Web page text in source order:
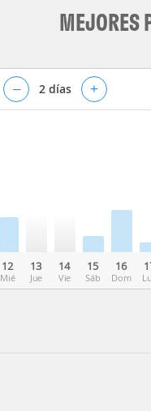
MEJORES
– 2 días +
12
Mié
13
Jue
14
Vie
15
Sáb
16
Dom